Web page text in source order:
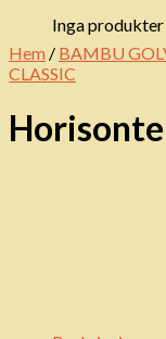
Inga produkter
Hem / BAMBU
CLASSIC